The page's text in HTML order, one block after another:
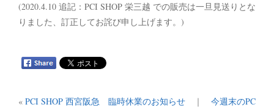
(2020.4.10 追記：PCI SHOP 栄三越 での販売は一旦見送りとな
りました、訂正してお詫び申し上げます。)
« PCI SHOP 西宮阪急 臨時休業のお知らせ ｜ 今週末のPC